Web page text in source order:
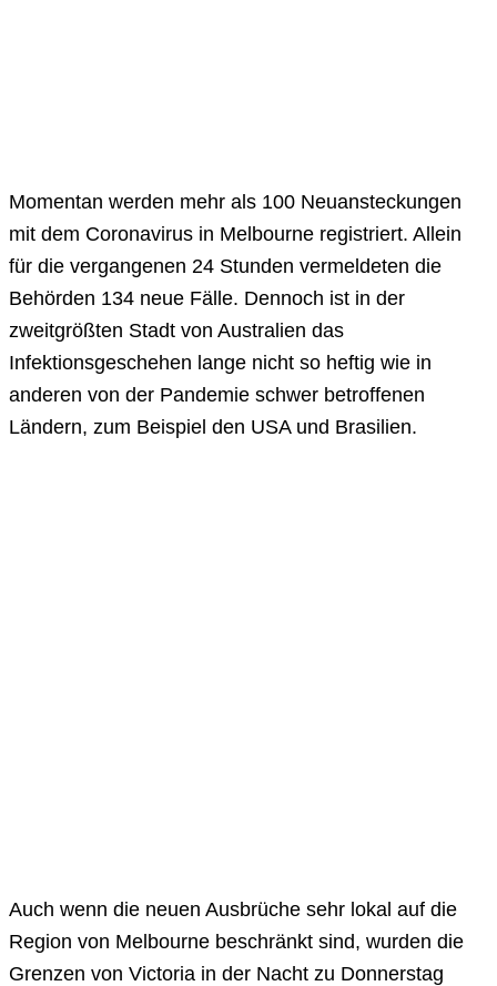
Momentan werden mehr als 100 Neuansteckungen
mit dem Coronavirus in Melbourne registriert. Allein
für die vergangenen 24 Stunden vermeldeten die
Behörden 134 neue Fälle. Dennoch ist in der
zweitgrößten Stadt von Australien das
Infektionsgeschehen lange nicht so heftig wie in
anderen von der Pandemie schwer betroffenen
Ländern, zum Beispiel den USA und Brasilien.
Auch wenn die neuen Ausbrüche sehr lokal auf die
Region von Melbourne beschränkt sind, wurden die
Grenzen von Victoria in der Nacht zu Donnerstag